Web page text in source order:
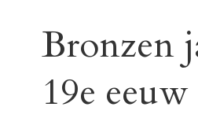
Bronzen
19e eeuw